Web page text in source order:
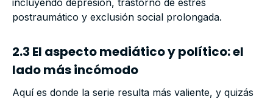
postraumático y exclusión social prolongada.
2.3 El aspecto mediático y político: el
lado más incómodo
Aquí es donde la serie resulta más valiente, y quizás